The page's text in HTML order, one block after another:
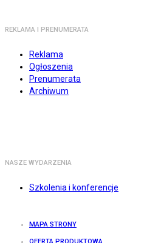
REKLAMA I PRENUMERATA
Reklama
Ogłoszenia
Prenumerata
Archiwum
NASZE WYDARZENIA
Szkolenia i konferencje
MAPA STRONY